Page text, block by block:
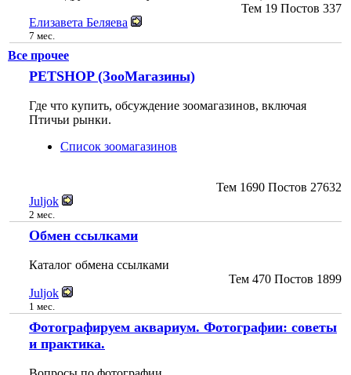
Тем 19 Постов 337
Елизавета Беляева
7 мес.
Все прочее
PETSHOP (ЗооМагазины)
Где что купить, обсуждение зоомагазинов, включая
Птичьи рынки.
Список зоомагазинов
Тем 1690 Постов 27632
Juljok
2 мес.
Обмен ссылками
Каталог обмена ссылками
Тем 470 Постов 1899
Juljok
1 мес.
Фотографируем аквариум. Фотографии: советы
и практика.